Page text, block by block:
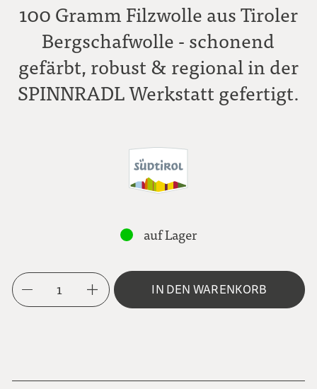
100 Gramm Filzwolle aus Tiroler
Bergschafwolle - schonend
gefärbt, robust & regional in der
SPINNRADL Werkstatt gefertigt.
auf Lager
1 IN DEN WARENKORB